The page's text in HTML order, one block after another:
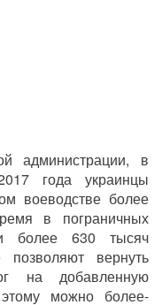
администрации, в
года украинцы
воеводстве более
в пограничных
более 630 тысяч
вернуть
на добавленную
можно более-